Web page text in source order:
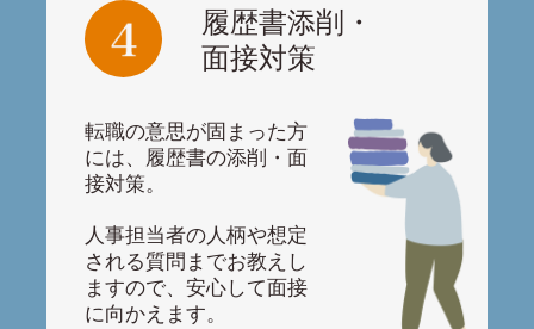
履歴書添削・
面接対策
転職の意思が固まった方
には、履歴書の添削・面
接対策。
人事担当者の人柄や想定
される質問までお教えし
ますので、安心して面接
に向かえます。